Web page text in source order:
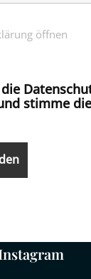
öffnen
stimme